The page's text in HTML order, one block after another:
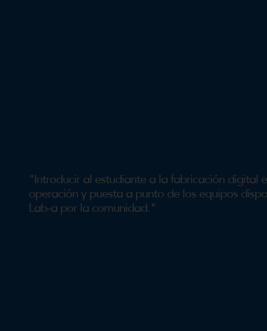
"Introducir al estudiante a la fabricación digital
operación y puesta a punto de los equipos
Lab-a por la comunidad."